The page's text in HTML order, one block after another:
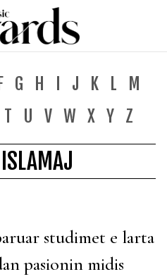
F G H J K L
M
T U V W X Y Z
ISLAMAJ
studimet e larta
pasionin midis